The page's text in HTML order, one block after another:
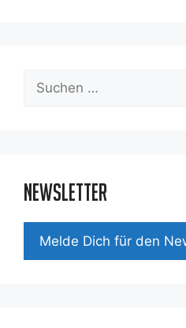
Suchen
Newsletter
Mel­de Dich für den